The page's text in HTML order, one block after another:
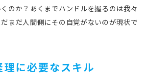
のか？あくまでハンドルを握るのは我々
まだ人間側にその自覚がないのが現状で
理に必要なスキル